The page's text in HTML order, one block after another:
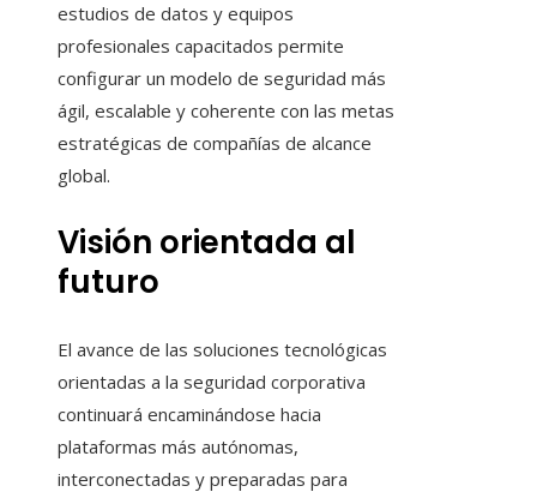
estudios de datos y equipos
profesionales capacitados permite
configurar un modelo de seguridad más
ágil, escalable y coherente con las metas
estratégicas de compañías de alcance
global.
Visión orientada al
futuro
El avance de las soluciones tecnológicas
orientadas a la seguridad corporativa
continuará encaminándose hacia
plataformas más autónomas,
interconectadas y preparadas para